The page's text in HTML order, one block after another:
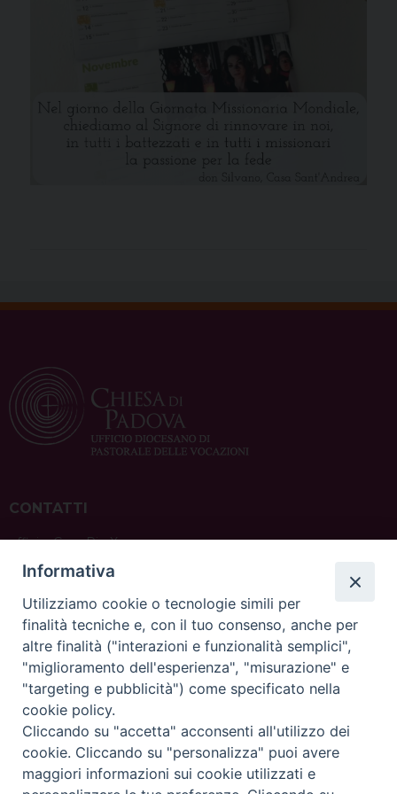
CONTATTI
ufficio: Casa Pio X
via Bonporti, 20 – 35141 Padova
tel: +39 351 619 2354
e mail:ufficiovocazionipadova@gmail.com
sede: Casa Sant'Andrea
via Valmarana, 20 – 35133 Padova
instagram:@casasantandreapadova
e mail:casasantandreapadova@gmail.com
Informativa
Utilizziamo cookie o tecnologie simili per
finalità tecniche e, con il tuo consenso, anche per
altre finalità ("interazioni e funzionalità semplici",
"miglioramento dell'esperienza", "misurazione" e
"targeting e pubblicità") come specificato nella
cookie policy.
Cliccando su "accetta" acconsenti all'utilizzo dei
cookie. Cliccando su "personalizza" puoi avere
maggiori informazioni sui cookie utilizzati e